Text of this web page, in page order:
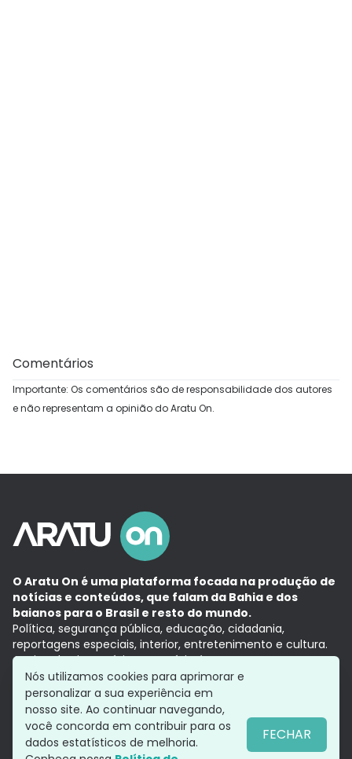
Comentários
Importante: Os comentários são de responsabilidade dos autores
e não representam a opinião do Aratu On.
O Aratu On é uma plataforma focada na produção de
notícias e conteúdos, que falam da Bahia e dos
baianos para o Brasil e resto do mundo.
Política, segurança pública, educação, cidadania,
reportagens especiais, interior, entretenimento e cultura.
Aqui, tudo vira notícia e a notícia é no tempo presente,
com a credibilidade do Grupo Aratu.
Grupo Aratu
Política de privacidade
Siga-nos
Nós utilizamos cookies para aprimorar e
personalizar a sua experiência em
nosso site. Ao continuar navegando,
você concorda em contribuir para os
dados estatísticos de melhoria.
FECHAR